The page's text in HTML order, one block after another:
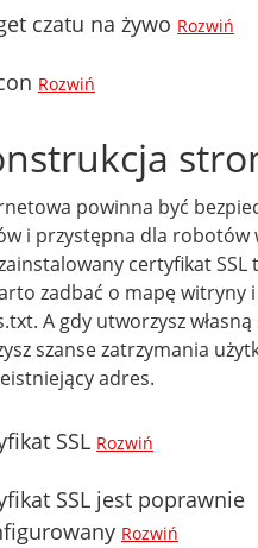
czatu na żywo Rozwiń
Rozwiń
powinna być
i przystępna dla robotów
certyfikat SSL
zadbać o mapę witryny
A gdy utworzysz
szanse zatrzymania
adres.
SSL Rozwiń
SSL jest poprawnie
Rozwiń